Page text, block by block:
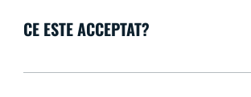
CE ESTE ACCEPTAT?